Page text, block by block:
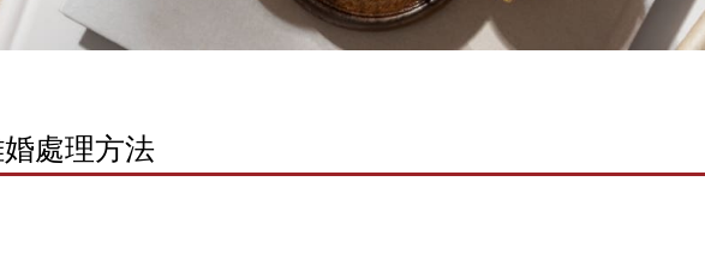
處理方法